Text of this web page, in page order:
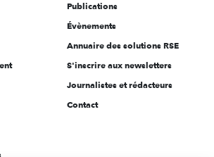
Publications
Évènements
Annuaire des solutions RSE
S'inscrire aux newsletters
Journalistes et rédacteurs
Contact